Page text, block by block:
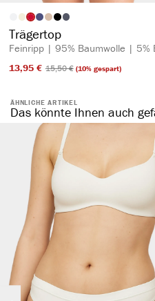
Artikelfarbeauswählen
Trägertop
Feinripp | 95% Baumwolle | 5%
13,95 €​ 15,50 €​(10% gespart)
ÄHNLICHE ARTIKEL
Das könnte Ihnen auch